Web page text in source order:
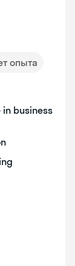
опыта
business